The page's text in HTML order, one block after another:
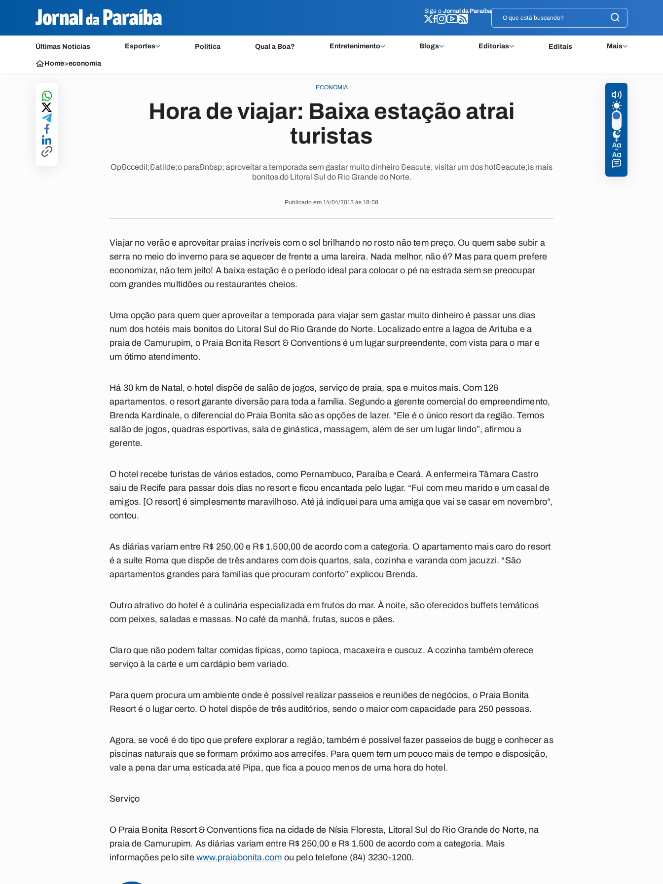
Siga o Jornal da Paraíba
Últimas Notícias Esportes Política Qual a Boa? Entretenimento Blogs Editorias Editais Mais
Siga o Jornal da Paraíba
Home>economia
ECONOMIA
Hora de viajar: Baixa estação atrai
turistas
Op&ccedil;&atilde;o para&nbsp; aproveitar a temporada sem gastar muito dinheiro &eacute; visitar um dos hot&eacute;is mais
bonitos do Litoral Sul do Rio Grande do Norte.
Publicado em 14/04/2013 às 18:58
Viajar no verão e aproveitar praias incríveis com o sol brilhando no rosto não tem preço. Ou quem sabe subir a
serra no meio do inverno para se aquecer de frente a uma lareira. Nada melhor, não é? Mas para quem prefere
economizar, não tem jeito! A baixa estação é o período ideal para colocar o pé na estrada sem se preocupar
com grandes multidões ou restaurantes cheios.
Uma opção para quem quer aproveitar a temporada para viajar sem gastar muito dinheiro é passar uns dias
num dos hotéis mais bonitos do Litoral Sul do Rio Grande do Norte. Localizado entre a lagoa de Arituba e a
praia de Camurupim, o Praia Bonita Resort & Conventions é um lugar surpreendente, com vista para o mar e
um ótimo atendimento.
Há 30 km de Natal, o hotel dispõe de salão de jogos, serviço de praia, spa e muitos mais. Com 126
apartamentos, o resort garante diversão para toda a família. Segundo a gerente comercial do empreendimento,
Brenda Kardinale, o diferencial do Praia Bonita são as opções de lazer. “Ele é o único resort da região. Temos
salão de jogos, quadras esportivas, sala de ginástica, massagem, além de ser um lugar lindo”, afirmou a
gerente.
O hotel recebe turistas de vários estados, como Pernambuco, Paraíba e Ceará. A enfermeira Tâmara Castro
saiu de Recife para passar dois dias no resort e ficou encantada pelo lugar. “Fui com meu marido e um casal de
amigos. [O resort] é simplesmente maravilhoso. Até já indiquei para uma amiga que vai se casar em novembro”,
contou.
As diárias variam entre R$ 250,00 e R$ 1.500,00 de acordo com a categoria. O apartamento mais caro do resort
é a suíte Roma que dispõe de três andares com dois quartos, sala, cozinha e varanda com jacuzzi. “São
apartamentos grandes para famílias que procuram conforto” explicou Brenda.
Outro atrativo do hotel é a culinária especializada em frutos do mar. À noite, são oferecidos buffets temáticos
com peixes, saladas e massas. No café da manhã, frutas, sucos e pães.
Claro que não podem faltar comidas típicas, como tapioca, macaxeira e cuscuz. A cozinha também oferece
serviço à la carte e um cardápio bem variado.
Para quem procura um ambiente onde é possível realizar passeios e reuniões de negócios, o Praia Bonita
Resort é o lugar certo. O hotel dispõe de três auditórios, sendo o maior com capacidade para 250 pessoas.
Agora, se você é do tipo que prefere explorar a região, também é possível fazer passeios de bugg e conhecer as
piscinas naturais que se formam próximo aos arrecifes. Para quem tem um pouco mais de tempo e disposição,
vale a pena dar uma esticada até Pipa, que fica a pouco menos de uma hora do hotel.
Serviço
O Praia Bonita Resort & Conventions fica na cidade de Nísia Floresta, Litoral Sul do Rio Grande do Norte, na
praia de Camurupim. As diárias variam entre R$ 250,00 e R$ 1.500 de acordo com a categoria. Mais
informações pelo site www.praiabonita.com ou pelo telefone (84) 3230-1200.